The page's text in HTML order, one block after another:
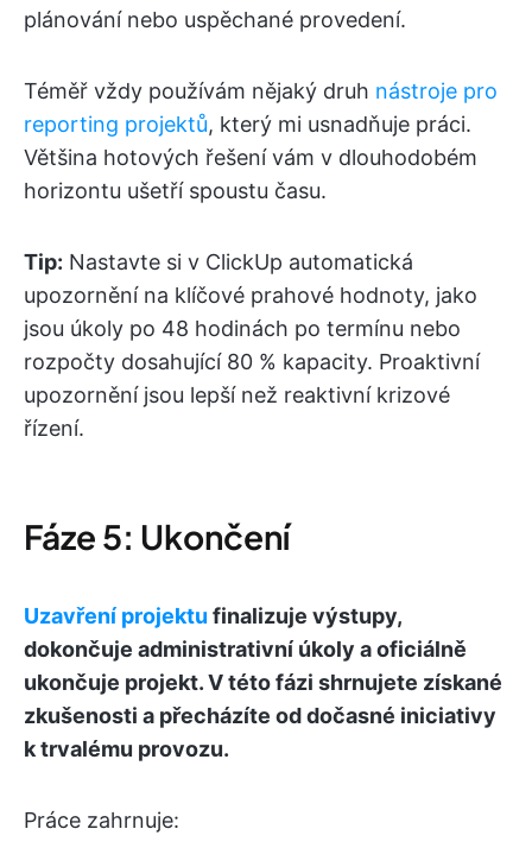
plánování nebo uspěchané provedení.
Téměř vždy používám nějaký druh nástroje pro
reporting projektů, který mi usnadňuje práci.
Většina hotových řešení vám v dlouhodobém
horizontu ušetří spoustu času.
Tip: Nastavte si v ClickUp automatická
upozornění na klíčové prahové hodnoty, jako
jsou úkoly po 48 hodinách po termínu nebo
rozpočty dosahující 80 % kapacity. Proaktivní
upozornění jsou lepší než reaktivní krizové
řízení.
Fáze 5: Ukončení
Uzavření projektu finalizuje výstupy,
dokončuje administrativní úkoly a oficiálně
ukončuje projekt. V této fázi shrnujete získané
zkušenosti a přecházíte od dočasné iniciativy
k trvalému provozu.
Práce zahrnuje: